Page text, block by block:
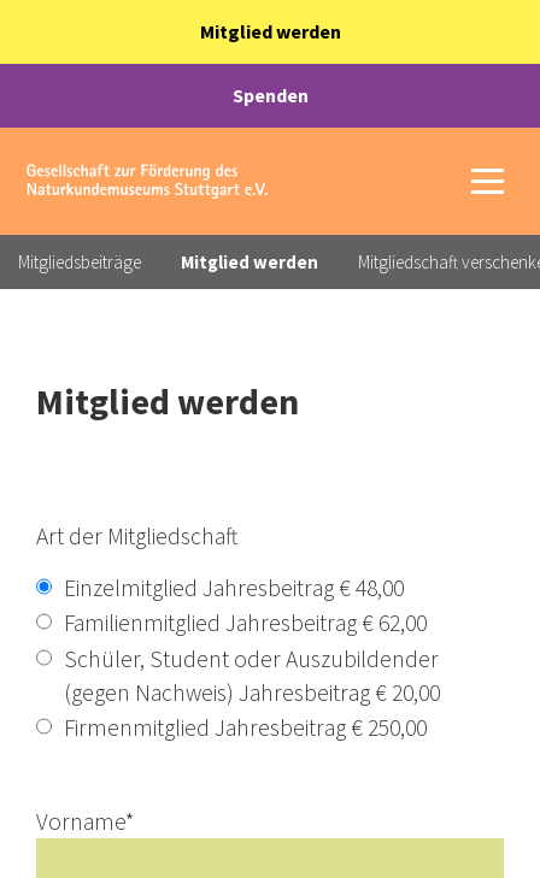
Mitglied werden
Spenden
Mitgliedsbeiträge Mitglied werden Mitgliedschaft
Mitglied werden
Art der Mitgliedschaft
Einzelmitglied Jahresbeitrag € 48,00
Familienmitglied Jahresbeitrag € 62,00
Schüler, Student oder Auszubildender
(gegen Nachweis) Jahresbeitrag € 20,00
Firmenmitglied Jahresbeitrag € 250,00
Vorname*